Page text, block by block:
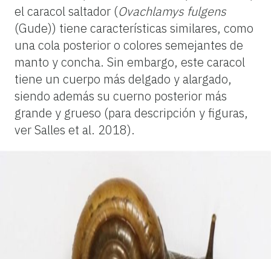
el caracol saltador (Ovachlamys fulgens
(Gude)) tiene características similares, como
una cola posterior o colores semejantes de
manto y concha. Sin embargo, este caracol
tiene un cuerpo más delgado y alargado,
siendo además su cuerno posterior más
grande y grueso (para descripción y figuras,
ver Salles et al. 2018).